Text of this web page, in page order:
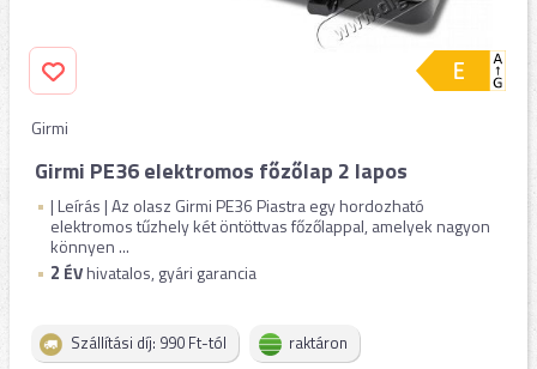
Girmi
Girmi PE36 elektromos főzőlap 2 lapos
| Leírás | Az olasz Girmi PE36 Piastra egy hordozható
elektromos tűzhely két öntöttvas főzőlappal, amelyek nagyon
könnyen ...
2 ÉVhivatalos, gyári garancia
Szállítási díj: 990 Ft-tól raktáron